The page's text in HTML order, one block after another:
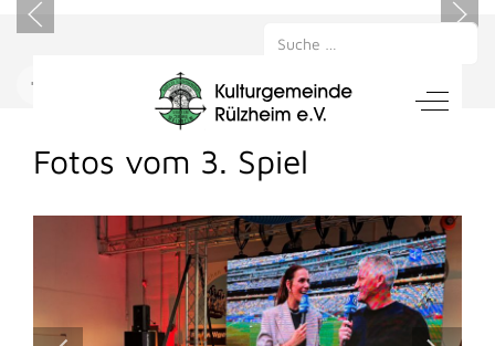
Mobile Menu Toggle Off-
Suchen
Fotos vom 3. Spiel